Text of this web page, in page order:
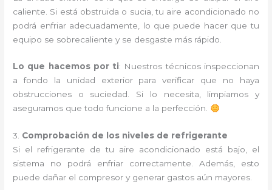
caliente. Si está obstruida o sucia, tu aire acondicionado no
podrá enfriar adecuadamente, lo que puede hacer que tu
equipo se sobrecaliente y se desgaste más rápido.
Lo que hacemos por ti: Nuestros técnicos inspeccionan
a fondo la unidad exterior para verificar que no haya
obstrucciones o suciedad. Si lo necesita, limpiamos y
aseguramos que todo funcione a la perfección.
3. Comprobación de los niveles de refrigerante
Si el refrigerante de tu aire acondicionado está bajo, el
sistema no podrá enfriar correctamente. Además, esto
puede dañar el compresor y generar gastos aún mayores.